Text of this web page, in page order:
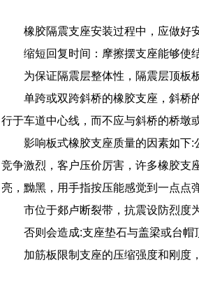
橡胶隔震支座安装过程中，应做好
缩短回复时间：摩擦摆支座能够使
为保证隔震层整体性，隔震层顶板
单跨或双跨斜桥的橡胶支座，斜桥
行于车道中心线，而不应与斜桥的桥墩
影响板式橡胶支座质量的因素如下
竞争激烈，客户压价厉害，许多橡胶支
亮，黝黑，用手指按压能感觉到一点点
市位于郯卢断裂带，抗震设防烈度
否则会造成:支座垫石与盖梁或台帽
加筋板限制支座的压缩强度和刚度